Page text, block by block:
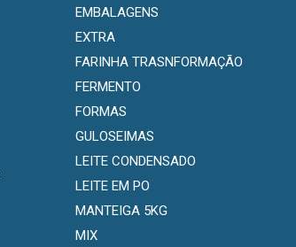
EMBALAGENS
EXTRA
FARINHA TRASNFORMAÇÃO
FERMENTO
FORMAS
GULOSEIMAS
LEITE CONDENSADO
LEITE EM PO
MANTEIGA 5KG
MIX